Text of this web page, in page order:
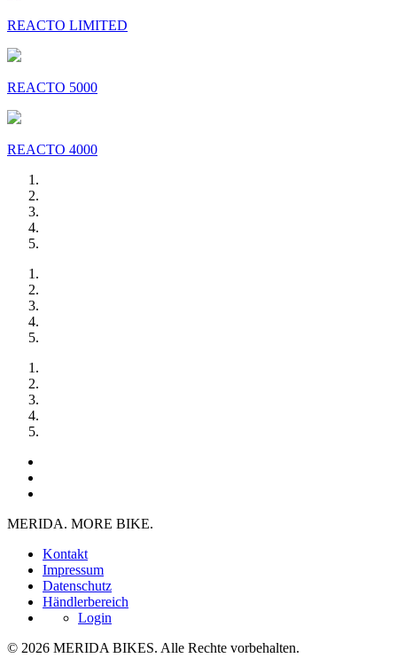
REACTO LIMITED
REACTO 5000
REACTO 4000
MERIDA. MORE BIKE.
Kontakt
Impressum
Datenschutz
Händlerbereich
Login
© 2026 MERIDA BIKES. Alle Rechte vorbehalten.